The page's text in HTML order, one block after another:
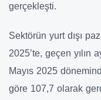
gerçekleşti.
Sektörün yurt dışı
2025’te, geçen yılın
Mayıs 2025
göre 107,7 olarak